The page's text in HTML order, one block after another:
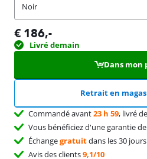
Noir
€ 186,-
Livré demain
Dans mon
Retrait en
Commandé avant23 h 59, livré
Vous bénéficiez d'une garantie de
Échangegratuitdans les 30 jours
Avis des clients9,1/10